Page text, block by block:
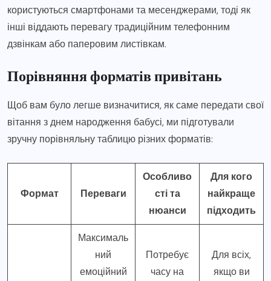
користуються смартфонами та месенджерами, тоді як
інші віддають перевагу традиційним телефонним
дзвінкам або паперовим листівкам.
Порівняння форматів привітань
Щоб вам було легше визначитися, як саме передати свої
вітання з днем народження бабусі, ми підготували
зручну порівняльну таблицю різних форматів:
Формат Переваги
Особливо
сті та
нюанси
Для кого
найкраще
підходить
Максималь
ний
емоційний
Потребує
часу на
Для всіх,
якщо ви